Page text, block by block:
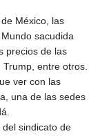
México, las
sacudida
precios de las
entre otros.
ver con las
una de las sedes
sindicato de